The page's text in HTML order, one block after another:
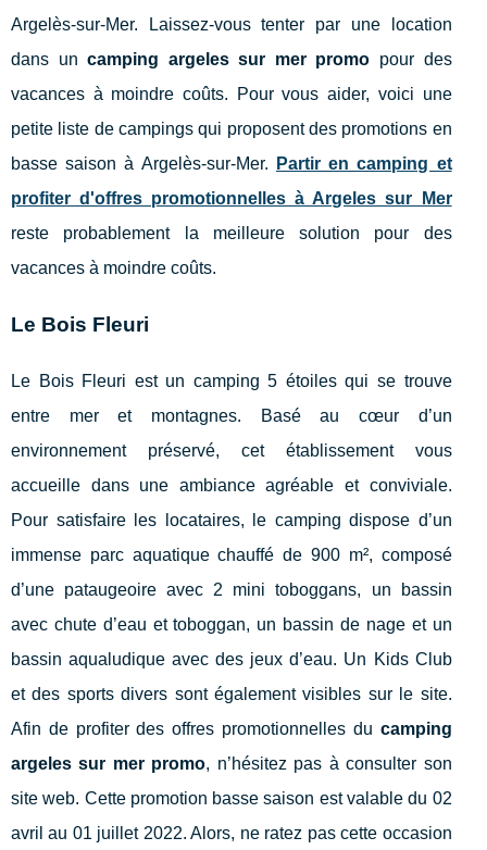
Argelès-sur-Mer. Laissez-vous tenter par une location
dans uncamping argeles sur mer promo pour des
vacances à moindre coûts. Pour vous aider, voici une
petite liste de campings qui proposent des promotions en
basse saison à Argelès-sur-Mer.
Partir en camping et
profiter d'offres promotionnelles à Argeles sur Mer
reste probablement la meilleure solution pour des
vacances à moindre coûts.
Le Bois Fleuri
Le Bois Fleuri est un camping 5 étoiles qui se trouve
entre mer et montagnes. Basé au cœur d’un
environnement préservé, cet établissement vous
accueille dans une ambiance agréable et conviviale.
Pour satisfaire les locataires, le camping dispose d’un
immense parc aquatique chauffé de 900 m², composé
d’une pataugeoire avec 2 mini toboggans, un bassin
avec chute d’eau et toboggan, un bassin de nage et un
bassin aqualudique avec des jeux d’eau. Un Kids Club
et des sports divers sont également visibles sur le site.
Afin de profiter des offres promotionnelles du camping
argeles sur mer promo, n’hésitez pas à consulter son
site web. Cette promotion basse saison est valable du 02
avril au 01 juillet 2022. Alors, ne ratez pas cette occasion